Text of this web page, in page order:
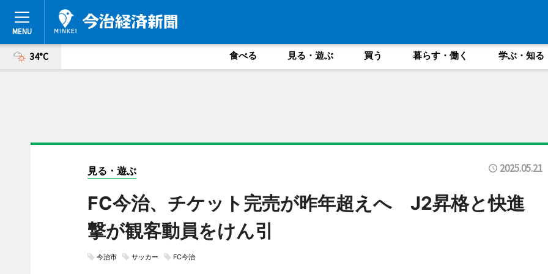
34°C 食べる 見る・遊ぶ 買う 暮らす・働く 学ぶ・知る
見る・遊ぶ 2025.05.21
FC今治、チケット完売が昨年超えへ J2昇格と快進
撃が観客動員をけん引
今治市 サッカー FC今治